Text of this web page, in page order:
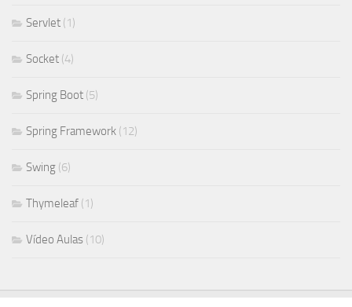
Servlet (1)
Socket (4)
Spring Boot (5)
Spring Framework (12)
Swing (6)
Thymeleaf (1)
Vídeo Aulas (10)